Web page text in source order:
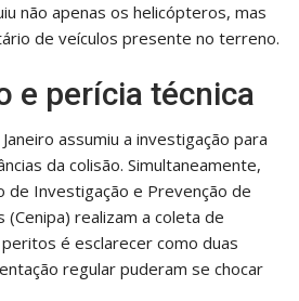
não apenas os helicópteros, mas
de veículos presente no terreno.
e perícia técnica
assumiu a investigação para
da colisão. Simultaneamente,
de Investigação e Prevenção de
(Cenipa) realizam a coleta de
é esclarecer como duas
regular puderam se chocar